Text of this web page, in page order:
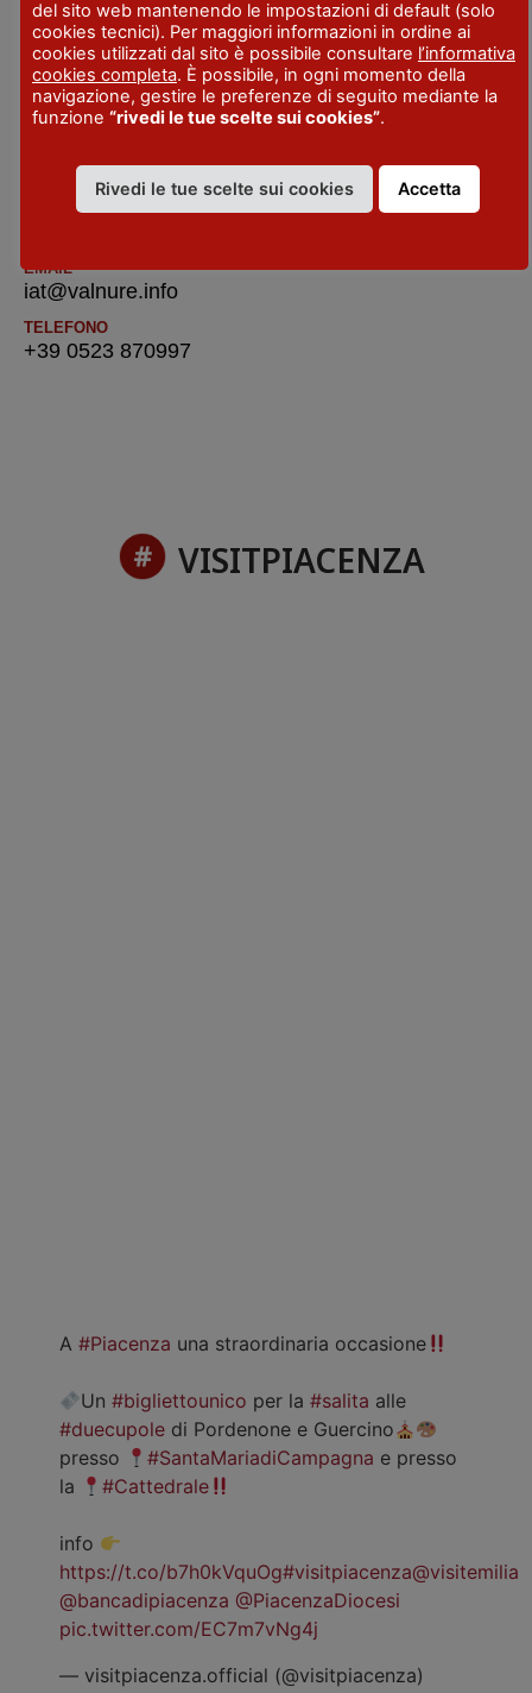
IAT-R Grazzano Visconti – Val Nure e Val
Chero – Ufficio di Informazione e Accoglienza
Turistica
Viale del Castello, 2 - Vigolzone
SITO WEB
EMAIL
iat@valnure.info
TELEFONO
+39 0523 870997
VISITPIACENZA
A #Piacenza una straordinaria occasione
Un#bigliettounico per la#salita alle
#duecupole di Pordenone e Guercino
presso
#SantaMariadiCampagna e presso
la
#Cattedrale
info
https://t.co/b7h0kVquOg#visitpiacenza@visitemilia
@bancadipiacenza @PiacenzaDiocesi
pic.twitter.com/EC7m7vNg4j
— visitpiacenza.official (@visitpiacenza)
del sito web mantenendo le impostazioni di default (solo
cookies tecnici). Per maggiori informazioni in ordine ai
cookies utilizzati dal sito è possibile consultare l’informativa
cookies completa. È possibile, in ogni momento della
navigazione, gestire le preferenze di seguito mediante la
funzione “rivedi le tue scelte sui cookies”.
Rivedi le tue scelte sui cookies Accetta